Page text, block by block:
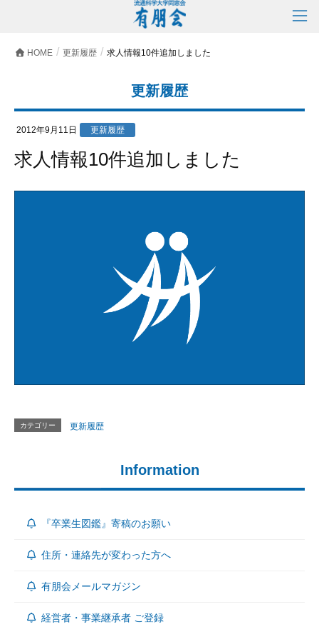
HOME 更新履歴 求人情報10件追加しました
更新履歴
2012年9月11日 更新履歴
求人情報10件追加しました
カテゴリー 更新履歴
Information
『卒業生図鑑』寄稿のお願い
住所・連絡先が変わった方へ
有朋会メールマガジン
経営者・事業継承者 ご登録